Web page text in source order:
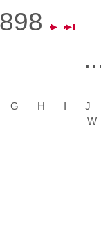
G H I
J
W